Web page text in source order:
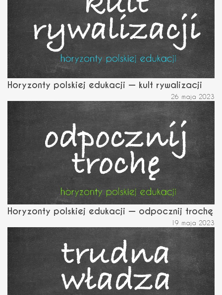
Horyzonty polskiej edukacji — kult rywalizacji
26 maja 2023
Horyzonty polskiej edukacji — odpocznij trochę
19 maja 2023